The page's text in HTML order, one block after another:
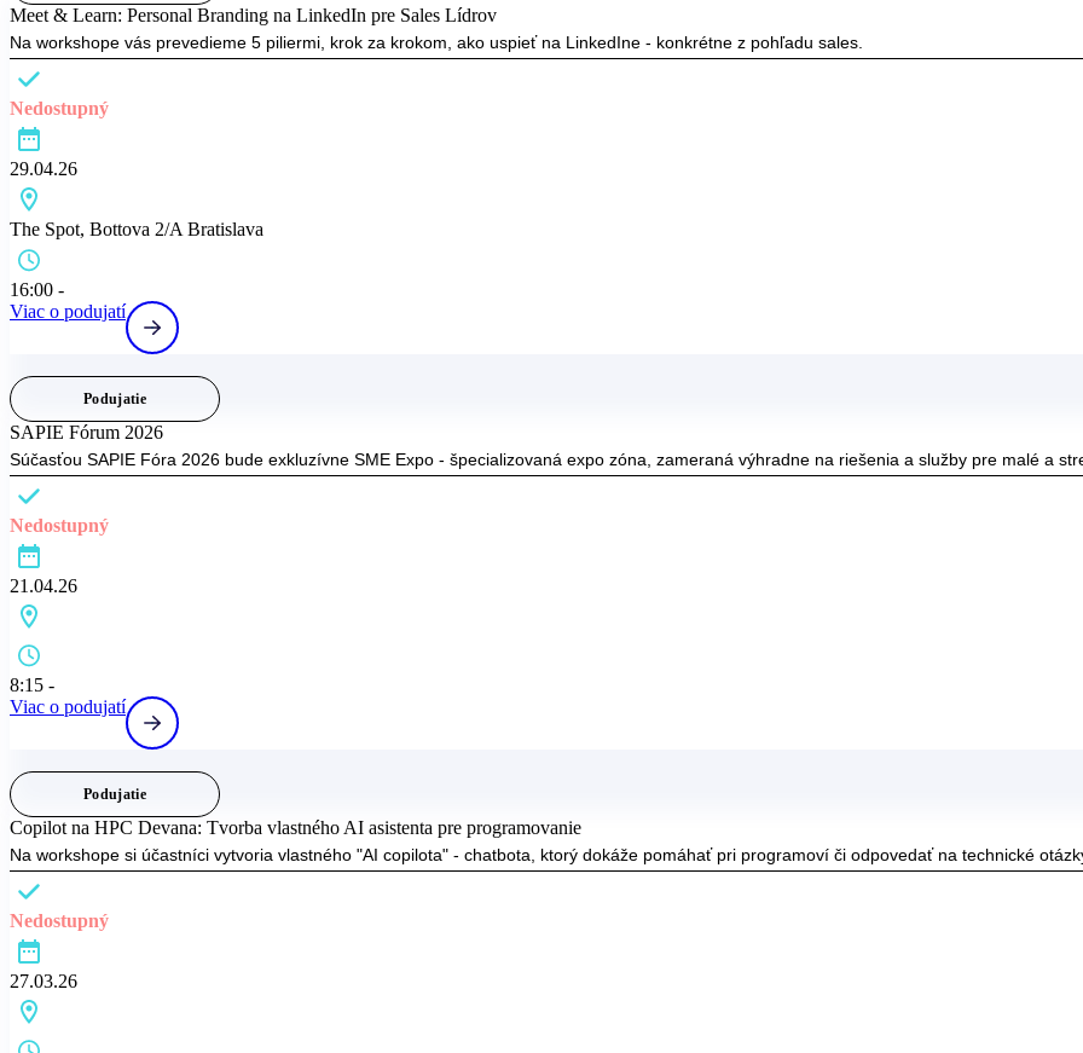
Meet & Learn: Personal Branding na LinkedIn pre Sales Lídrov
Na workshope vás prevedieme 5 piliermi, krok za krokom, ako uspieť na LinkedIne - konkrétne z pohľadu sales.
Nedostupný
29.04.26
The Spot, Bottova 2/A Bratislava
16:00 -
Viac o podujatí
Podujatie
SAPIE Fórum 2026
Súčasťou SAPIE Fóra 2026 bude exkluzívne SME Expo - špecializovaná expo zóna, zameraná výhradne na riešenia a služby pre malé a
Nedostupný
21.04.26
8:15 -
Viac o podujatí
Podujatie
Copilot na HPC Devana: Tvorba vlastného AI asistenta pre programovanie
Na workshope si účastníci vytvoria vlastného "AI copilota" - chatbota, ktorý dokáže pomáhať pri programoví či odpovedať na technické
Nedostupný
27.03.26